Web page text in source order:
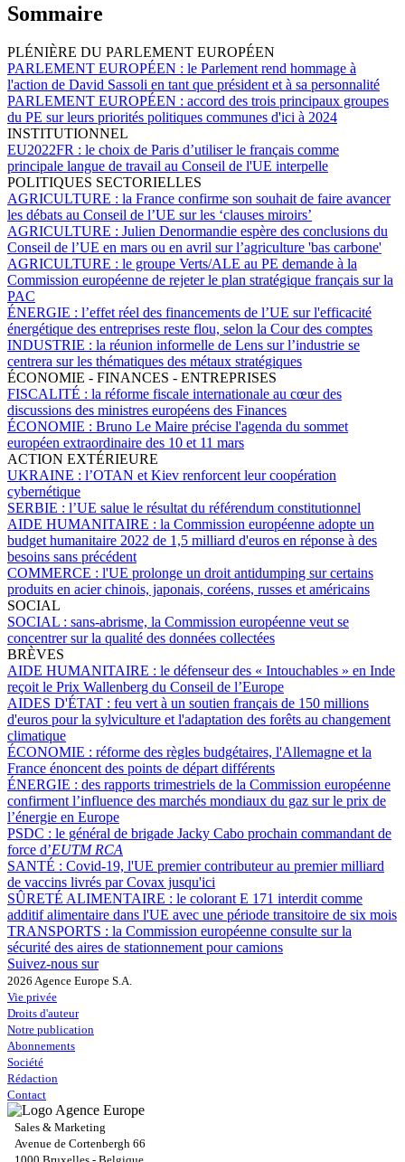
Sommaire
PLÉNIÈRE DU PARLEMENT EUROPÉEN
PARLEMENT EUROPÉEN : le Parlement rend hommage à
l'action de David Sassoli en tant que président et à sa personnalité
PARLEMENT EUROPÉEN : accord des trois principaux groupes
du PE sur leurs priorités politiques communes d'ici à 2024
INSTITUTIONNEL
EU2022FR : le choix de Paris d’utiliser le français comme
principale langue de travail au Conseil de l'UE interpelle
POLITIQUES SECTORIELLES
AGRICULTURE : la France confirme son souhait de faire avancer
les débats au Conseil de l’UE sur les ‘clauses miroirs’
AGRICULTURE : Julien Denormandie espère des conclusions du
Conseil de l’UE en mars ou en avril sur l’agriculture 'bas carbone'
AGRICULTURE : le groupe Verts/ALE au PE demande à la
Commission européenne de rejeter le plan stratégique français sur la
PAC
ÉNERGIE : l’effet réel des financements de l’UE sur l'efficacité
énergétique des entreprises reste flou, selon la Cour des comptes
INDUSTRIE : la réunion informelle de Lens sur l’industrie se
centrera sur les thématiques des métaux stratégiques
ÉCONOMIE - FINANCES - ENTREPRISES
FISCALITÉ : la réforme fiscale internationale au cœur des
discussions des ministres européens des Finances
ÉCONOMIE : Bruno Le Maire précise l'agenda du sommet
européen extraordinaire des 10 et 11 mars
ACTION EXTÉRIEURE
UKRAINE : l’OTAN et Kiev renforcent leur coopération
cybernétique
SERBIE : l’UE salue le résultat du référendum constitutionnel
AIDE HUMANITAIRE : la Commission européenne adopte un
budget humanitaire 2022 de 1,5 milliard d'euros en réponse à des
besoins sans précédent
COMMERCE : l'UE prolonge un droit antidumping sur certains
produits en acier chinois, japonais, coréens, russes et américains
SOCIAL
SOCIAL : sans-abrisme, la Commission européenne veut se
concentrer sur la qualité des données collectées
BRÈVES
AIDE HUMANITAIRE : le défenseur des « Intouchables » en Inde
reçoit le Prix Wallenberg du Conseil de l’Europe
AIDES D'ÉTAT : feu vert à un soutien français de 150 millions
d'euros pour la sylviculture et l'adaptation des forêts au changement
climatique
ÉCONOMIE : réforme des règles budgétaires, l'Allemagne et la
France énoncent des points de départ différents
ÉNERGIE : des rapports trimestriels de la Commission européenne
confirment l’influence des marchés mondiaux du gaz sur le prix de
l’énergie en Europe
PSDC : le général de brigade Jacky Cabo prochain commandant de
force d’EUTM RCA
SANTÉ : Covid-19, l'UE premier contributeur au premier milliard
de vaccins livrés par Covax jusqu'ici
SÛRETÉ ALIMENTAIRE : le colorant E 171 interdit comme
additif alimentaire dans l'UE avec une période transitoire de six mois
TRANSPORTS : la Commission européenne consulte sur la
sécurité des aires de stationnement pour camions
Suivez-nous sur
2026 Agence Europe S.A.
Vie privée
Droits d'auteur
Notre publication
Abonnements
Société
Rédaction
Contact
Sales & Marketing
Avenue de Cortenbergh 66